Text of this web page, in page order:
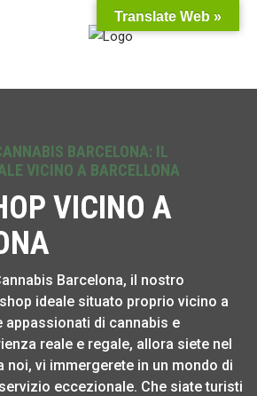
BARCELONA: IL
VICINO A BARCELLONA
VICINO A
Barcelona, il nostro
ideale situato proprio vicino a
appassionati di cannabis e
reale e regale, allora siete nel
noi, vi immergerete in un mondo di
eccezionale. Che siate turisti
Translate Web »